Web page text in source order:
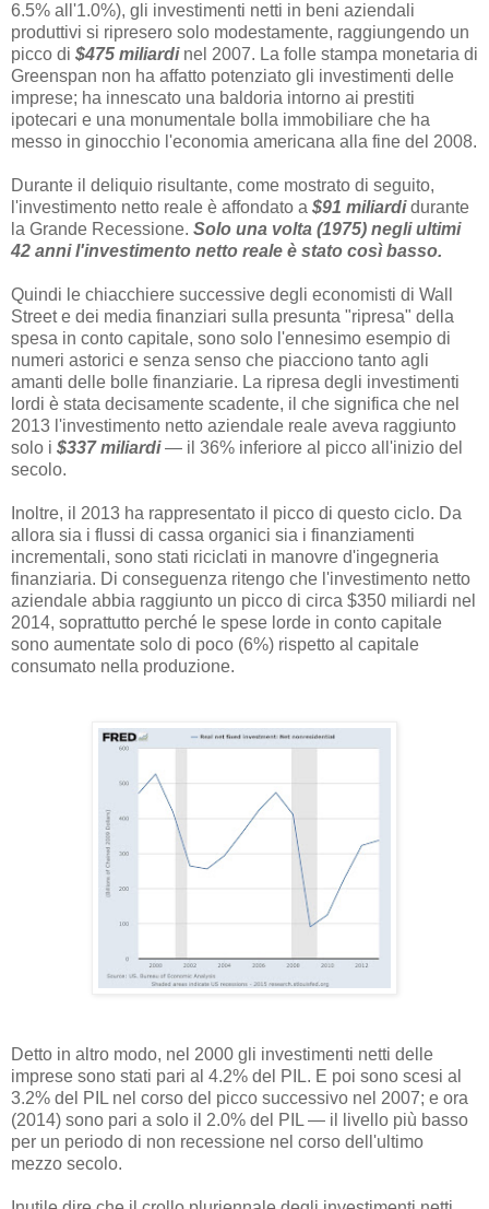
6.5% all'1.0%), gli investimenti netti in beni aziendali
produttivi si ripresero solo modestamente, raggiungendo un
picco di $475 miliardinel 2007. La folle stampa monetaria di
Greenspan non ha affatto potenziato gli investimenti delle
imprese; ha innescato una baldoria intorno ai prestiti
ipotecari e una monumentale bolla immobiliare che ha
messo in ginocchio l'economia americana alla fine del 2008.
Durante il deliquio risultante, come mostrato di seguito,
l'investimento netto reale è affondato a $91 miliardidurante
la Grande Recessione. Solo una volta (1975) negli ultimi
42 anni l'investimento netto reale è stato così basso.
Quindi le chiacchiere successive degli economisti di Wall
Street e dei media finanziari sulla presunta "ripresa" della
spesa in conto capitale, sono solo l'ennesimo esempio di
numeri astorici e senza senso che piacciono tanto agli
amanti delle bolle finanziarie. La ripresa degli investimenti
lordi è stata decisamente scadente, il che significa che nel
2013 l'investimento netto aziendale reale aveva raggiunto
solo i $337 miliardi— il 36% inferiore al picco all'inizio del
secolo.
Inoltre, il 2013 ha rappresentato il picco di questo ciclo. Da
allora sia i flussi di cassa organici sia i finanziamenti
incrementali, sono stati riciclati in manovre d'ingegneria
finanziaria. Di conseguenza ritengo che l'investimento netto
aziendale abbia raggiunto un picco di circa $350 miliardi nel
2014, soprattutto perché le spese lorde in conto capitale
sono aumentate solo di poco (6%) rispetto al capitale
consumato nella produzione.
Detto in altro modo, nel 2000 gli investimenti netti delle
imprese sono stati pari al 4.2% del PIL. E poi sono scesi al
3.2% del PIL nel corso del picco successivo nel 2007; e ora
(2014) sono pari a solo il 2.0% del PIL — il livello più basso
per un periodo di non recessione nel corso dell'ultimo
mezzo secolo.